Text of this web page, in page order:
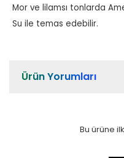
Mor ve lilamsı tonlarda
Su ile temas edebilir.
Ürün Yorumları
Bu ürüne